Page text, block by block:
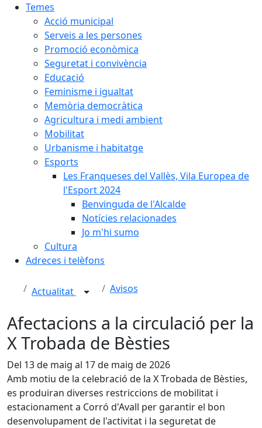
Temes
Acció municipal
Serveis a les persones
Promoció econòmica
Seguretat i convivència
Educació
Feminisme i igualtat
Memòria democràtica
Agricultura i medi ambient
Mobilitat
Urbanisme i habitatge
Esports
Les Franqueses del Vallès, Vila Europea de
l'Esport 2024
Benvinguda de l'Alcalde
Notícies relacionades
Jo m'hi sumo
Cultura
Adreces i telèfons
Actualitat Avisos
Afectacions a la circulació per la
X Trobada de Bèsties
Del 13 de maig al 17 de maig de 2026
Amb motiu de la celebració de la X Trobada de Bèsties,
es produiran diverses restriccions de mobilitat i
estacionament a Corró d'Avall per garantir el bon
desenvolupament de l'activitat i la seguretat de